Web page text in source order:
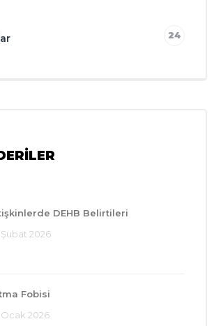
24
DEHB Belirtileri
2026
Fobisi
2026